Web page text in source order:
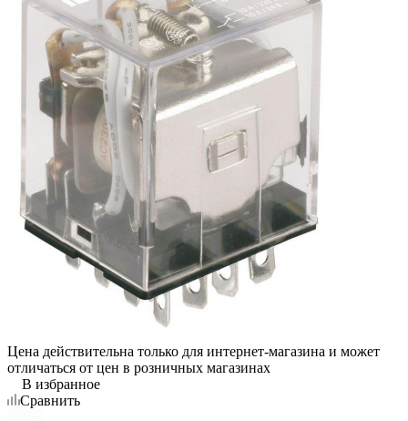
Цена действительна только для интернет-магазина и может
отличаться от цен в розничных магазинах
В избранное
Сравнить